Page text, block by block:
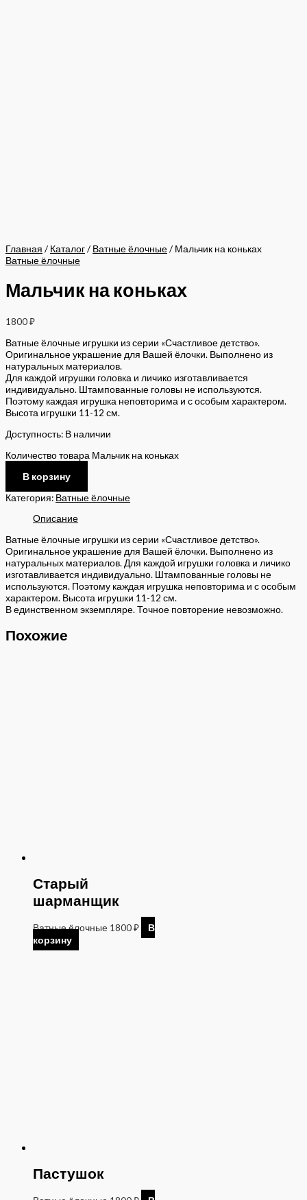
Главная / Каталог/ Ватные ёлочные/ Мальчик на коньках
Ватные ёлочные
Мальчик на коньках
1800₽
Ватные ёлочные игрушки из серии «Счастливое детство».
Оригинальное украшение для Вашей ёлочки. Выполнено из
натуральных материалов.
Для каждой игрушки головка и личико изготавливается
индивидуально. Штампованные головы не используются.
Поэтому каждая игрушка неповторима и с особым характером.
Высота игрушки 11-12 см.
Доступность: В наличии
Количество товара Мальчик на коньках
В корзину
Категория: Ватные ёлочные
Описание
Ватные ёлочные игрушки из серии «Счастливое детство».
Оригинальное украшение для Вашей ёлочки. Выполнено из
натуральных материалов. Для каждой игрушки головка и личико
изготавливается индивидуально. Штампованные головы не
используются. Поэтому каждая игрушка неповторима и с особым
характером. Высота игрушки 11-12 см.
В единственном экземпляре. Точное повторение невозможно.
Похожие
Старый
шарманщик
Ватные ёлочные 1800₽
В
корзину
Пастушок